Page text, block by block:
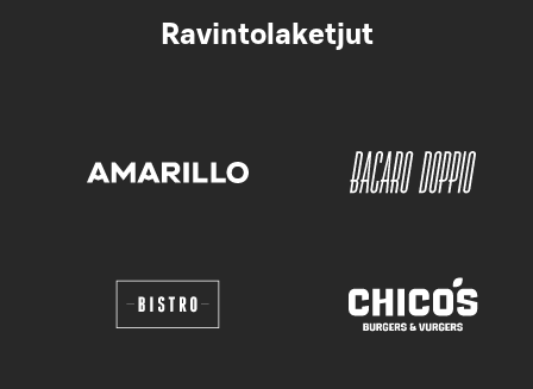
Ravintolaketjut